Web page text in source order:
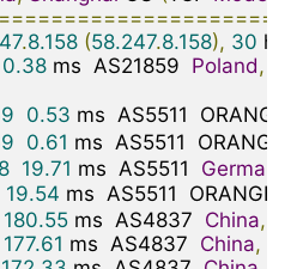
.8.158 (58.247.8.158), 30
0.38 ms  AS21859 Poland,
0.53 ms  AS5511  ORANGE
0.61 ms  AS5511  ORANGE
19.71 ms  AS5511 Germany
19.54 ms  AS5511  ORANGE
180.55 ms  AS4837 China,
177.61 ms  AS4837 China,